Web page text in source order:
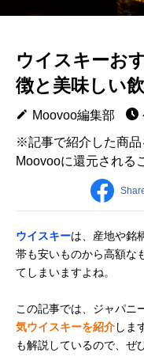
ウイスキーお
徴と美味しい
Moovoo編集部
※記事で紹介した商
Moovooに還元される
ウイスキーは、産地や銘
帯も安いものから高額な
てしまいますよね。
この記事では、ジャパニ
気ウイスキーを紹介しま
も解説しているので、ぜ